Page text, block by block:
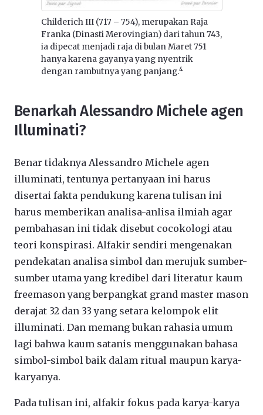
Childerich III (717 – 754), merupakan Raja
Franka (Dinasti Merovingian) dari tahun 743,
ia dipecat menjadi raja di bulan Maret 751
hanya karena gayanya yang nyentrik
dengan rambutnya yang panjang.4
Benarkah Alessandro Michele agen
Illuminati?
Benar tidaknya Alessandro Michele agen
illuminati, tentunya pertanyaan ini harus
disertai fakta pendukung karena tulisan ini
harus memberikan analisa-anlisa ilmiah agar
pembahasan ini tidak disebut cocokologi atau
teori konspirasi. Alfakir sendiri mengenakan
pendekatan analisa simbol dan merujuk sumber-
sumber utama yang kredibel dari literatur kaum
freemason yang berpangkat grand master mason
derajat 32 dan 33 yang setara kelompok elit
illuminati. Dan memang bukan rahasia umum
lagi bahwa kaum satanis menggunakan bahasa
simbol-simbol baik dalam ritual maupun karya-
karyanya.
Pada tulisan ini, alfakir fokus pada karya-karya